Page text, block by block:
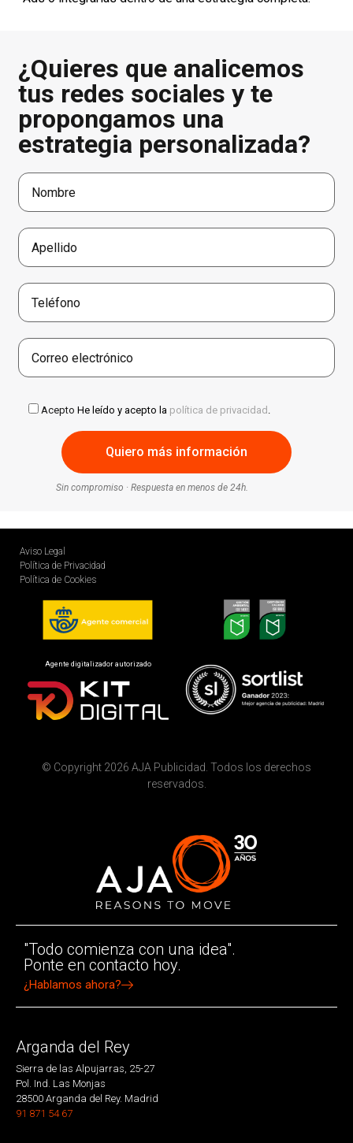
¿Quieres que analicemos
tus redes sociales y te
propongamos una
estrategia personalizada?
Acepto He leído y acepto la política de privacidad .
Sin compromiso · Respuesta en menos de 24h.
Aviso Legal
Política de Privacidad
Política de Cookies
Agente digitalizador autorizado
© Copyright 2026 AJA Publicidad. Todos los derechos
reservados.
"Todo comienza con una idea".
Ponte en contacto hoy.
¿Hablamos ahora?
Arganda del Rey
Sierra de las Alpujarras, 25-27
Pol. Ind. Las Monjas
28500 Arganda del Rey. Madrid
91 871 54 67